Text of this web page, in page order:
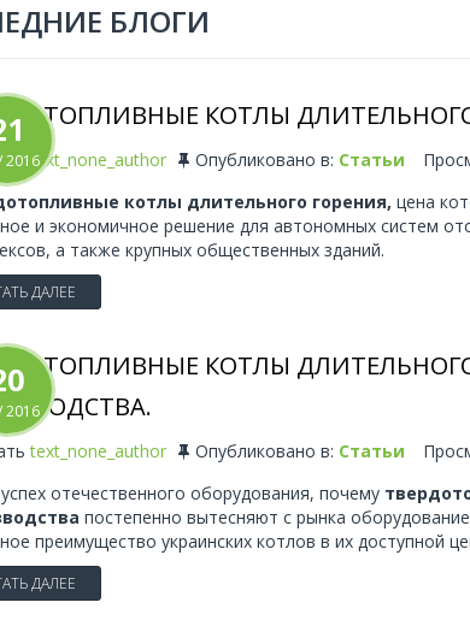
БЛОГИ
2016
КОТЛЫ
text_none_author Опубликовано в: Статьи
котлы длительного горения, цена
и экономичное решение для автономных систем
а также крупных общественных зданий.
ДАЛЕЕ
2016
КОТЛЫ
text_none_author Опубликовано в: Статьи
отечественного оборудования, почему
постепенно вытесняют с рынка
преимущество украинских котлов в их доступной
ДАЛЕЕ